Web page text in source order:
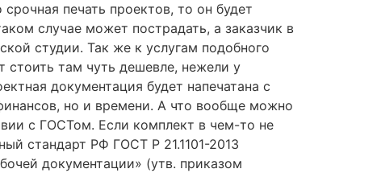
печать проектов, то он будет
случае может пострадать, а заказчик в
студии. Так же к услугам подобного
стоить там чуть дешевле, нежели у
документация будет напечатана с
но и времени. А что вообще можно
с ГОСТом. Если комплект в чем-то не
стандарт РФ ГОСТ Р 21.1101-2013
документации» (утв. приказом